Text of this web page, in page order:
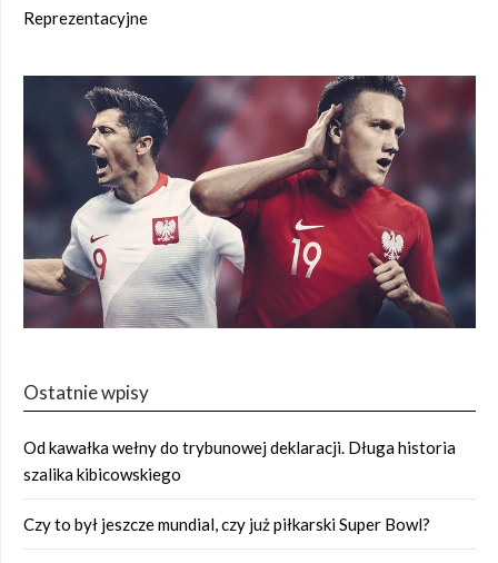
Reprezentacyjne
Ostatnie wpisy
Od kawałka wełny do trybunowej deklaracji. Długa historia
szalika kibicowskiego
Czy to był jeszcze mundial, czy już piłkarski Super Bowl?